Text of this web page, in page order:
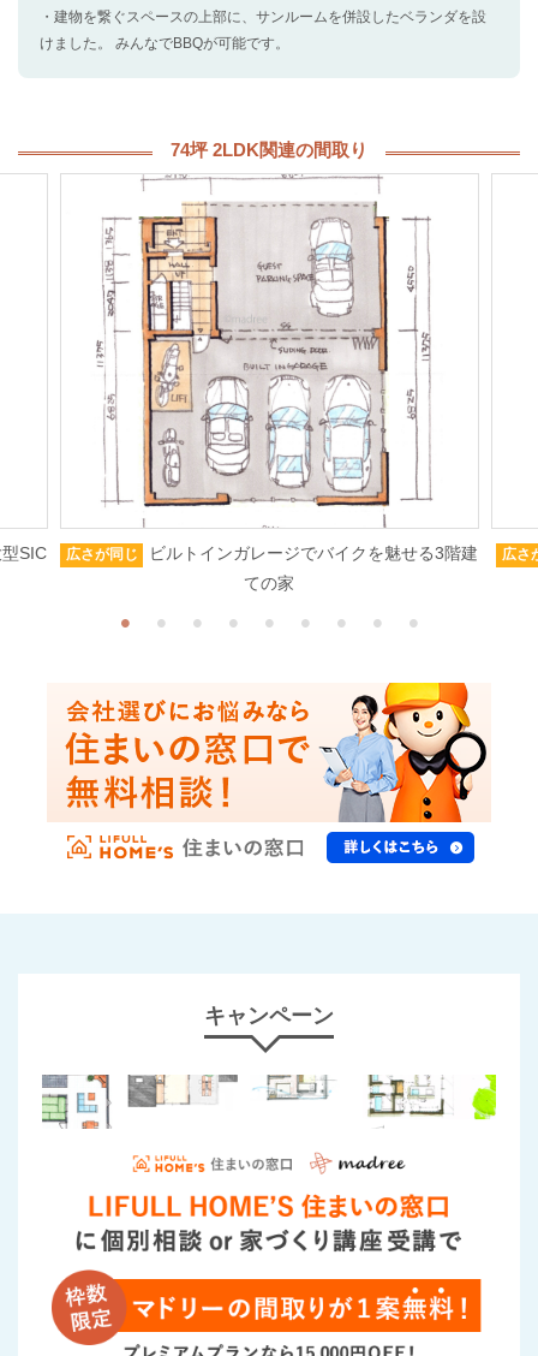
・建物を繋ぐスペースの上部に、サンルームを併設したベランダを設
けました。 みんなでBBQが可能です。
74坪 2LDK関連の間取り
SIC 広さが同じ
ビルトインガレージでバイクを魅せる3階建
ての家
広さ
キャンペーン